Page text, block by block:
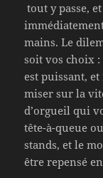
tout y passe,
mains. Le
soit vos choix
est puissant,
miser sur la
d’orgueil qui
tête-à-queue
stands, et le
être repensé